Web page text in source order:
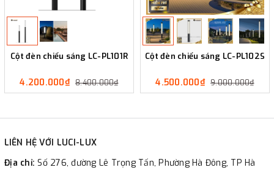
Cột đèn chiếu sáng LC-PL101R
4.200.000₫ 8.400.000₫
Cột đèn chiếu sáng LC-PL102S
4.500.000₫ 9.000.000₫
LIÊN HỆ VỚI LUCI-LUX
Địa chỉ:Số 276, đường Lê Trọng Tấn, Phường Hà Đông, TP Hà